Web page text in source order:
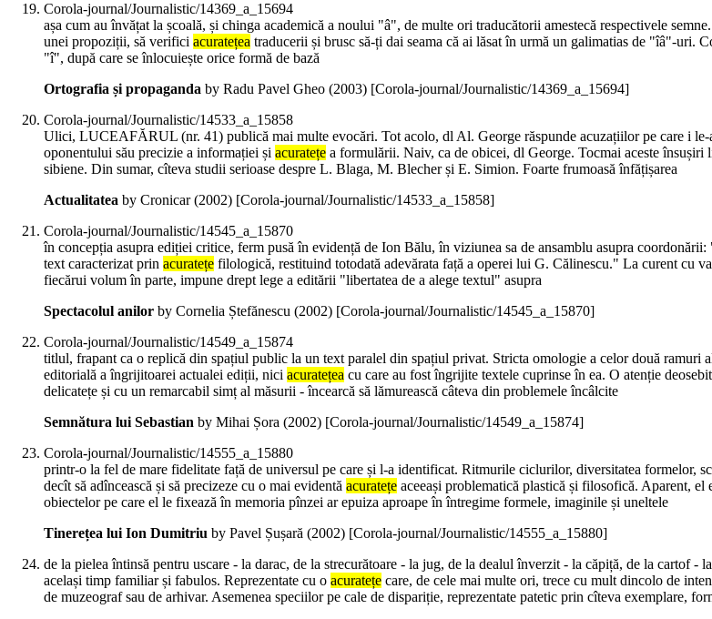
Corola-journal/Journalistic/14369_a_15694
așa cum au învățat la școală, și chinga academică a noului "â", de multe ori traducătorii amestecă respectivele
unei propoziții, să verifici acuratețea traducerii și brusc să-ți dai seama că ai lăsat în urmă un galimatias de "îâ"-
"î", după care se înlocuiește orice formă de bază
Ortografia și propaganda by Radu Pavel Gheo (2003) [Corola-journal/Journalistic/14369_a_15694]
Corola-journal/Journalistic/14533_a_15858
Ulici, LUCEAFĂRUL (nr. 41) publică mai multe evocări. Tot acolo, dl Al. George răspunde acuzațiilor pe care i
oponentului său precizie a informației și acuratețe a formulării. Naiv, ca de obicei, dl George. Tocmai aceste
sibiene. Din sumar, cîteva studii serioase despre L. Blaga, M. Blecher și E. Simion. Foarte frumoasă înfățișarea
Actualitatea by Cronicar (2002) [Corola-journal/Journalistic/14533_a_15858]
Corola-journal/Journalistic/14545_a_15870
în concepția asupra ediției critice, ferm pusă în evidență de Ion Bălu, în viziunea sa de ansamblu asupra
text caracterizat prin acuratețe filologică, restituind totodată adevărata față a operei lui G. Călinescu." La curent cu
fiecărui volum în parte, impune drept lege a editării "libertatea de a alege textul" asupra
Spectacolul anilor by Cornelia Ștefănescu (2002) [Corola-journal/Journalistic/14545_a_15870]
Corola-journal/Journalistic/14549_a_15874
titlul, frapant ca o replică din spațiul public la un text paralel din spațiul privat. Stricta omologie a celor două ramuri
editorială a îngrijitoarei actualei ediții, nici acuratețea cu care au fost îngrijite textele cuprinse în ea. O atenție
delicatețe și cu un remarcabil simț al măsurii - încearcă să lămurească câteva din problemele încâlcite
Semnătura lui Sebastian by Mihai Șora (2002) [Corola-journal/Journalistic/14549_a_15874]
Corola-journal/Journalistic/14555_a_15880
printr-o la fel de mare fidelitate față de universul pe care și l-a identificat. Ritmurile ciclurilor, diversitatea formelor,
decît să adîncească și să precizeze cu o mai evidentă acuratețe aceeași problematică plastică și filosofică. Aparent,
obiectelor pe care el le fixează în memoria pînzei ar epuiza aproape în întregime formele, imaginile și uneltele
Tinerețea lui Ion Dumitriu by Pavel Șușară (2002) [Corola-journal/Journalistic/14555_a_15880]
de la pielea întinsă pentru uscare - la darac, de la strecurătoare - la jug, de la dealul înverzit - la căpiță, de la cartof -
același timp familiar și fabulos. Reprezentate cu o acuratețe care, de cele mai multe ori, trece cu mult dincolo de
de muzeograf sau de arhivar. Asemenea speciilor pe cale de dispariție, reprezentate patetic prin cîteva exemplare,